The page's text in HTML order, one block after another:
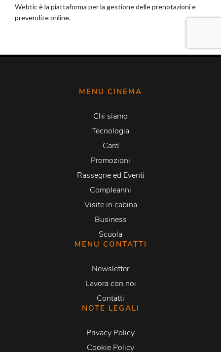
MENU CINEMA
Chi siamo
Tecnologia
Card
Promozioni
Rassegne ed Eventi
Compleanni
Visite in cabina
Business
Scuola
MENU CONTATTI
Newsletter
Lavora con noi
Contatti
NOTE LEGALI
Privacy Policy
Cookie Policy